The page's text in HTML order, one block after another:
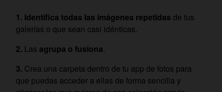
Identifica todas las imágenes repetidas de tus
galerías o que sean casi idénticas.
Las agrupa o fusiona.
Crea una carpeta dentro de tu app de fotos para
que puedas acceder a ellas de forma sencilla y